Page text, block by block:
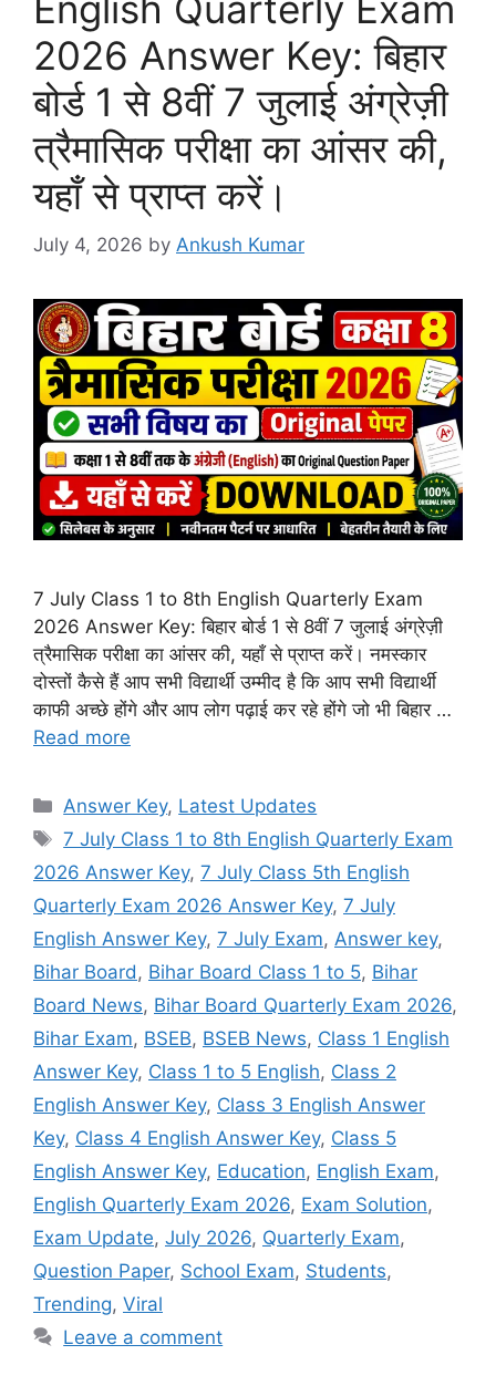
English Quarterly Exam
2026 Answer Key: बिहार
बोर्ड 1 से 8वीं 7 जुलाई अंग्रेज़ी
त्रैमासिक परीक्षा का आंसर की,
यहाँ से प्राप्त करें।
July 4, 2026 by Ankush Kumar
7 July Class 1 to 8th English Quarterly Exam
2026 Answer Key: बिहार बोर्ड 1 से 8वीं 7 जुलाई अंग्रेज़ी
त्रैमासिक परीक्षा का आंसर की, यहाँ से प्राप्त करें। नमस्कार
दोस्तों कैसे हैं आप सभी विद्यार्थी उम्मीद है कि आप सभी विद्यार्थी
काफी अच्छे होंगे और आप लोग पढ़ाई कर रहे होंगे जो भी बिहार …
Read more
Categories
Answer Key, Latest Updates
Tags
7 July Class 1 to 8th English Quarterly Exam
2026 Answer Key, 7 July Class 5th English
Quarterly Exam 2026 Answer Key, 7 July
English Answer Key, 7 July Exam, Answer key,
Bihar Board, Bihar Board Class 1 to 5, Bihar
Board News, Bihar Board Quarterly Exam 2026,
Bihar Exam, BSEB, BSEB News, Class 1 English
Answer Key, Class 1 to 5 English, Class 2
English Answer Key, Class 3 English Answer
Key, Class 4 English Answer Key, Class 5
English Answer Key, Education, English Exam,
English Quarterly Exam 2026, Exam Solution,
Exam Update, July 2026, Quarterly Exam,
Question Paper, School Exam, Students,
Trending, Viral
Leave a comment